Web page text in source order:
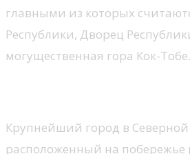
главными из которых
Республики, Дворец
могущественная гора Кок-Тобе.
Крупнейший город в
расположенный на